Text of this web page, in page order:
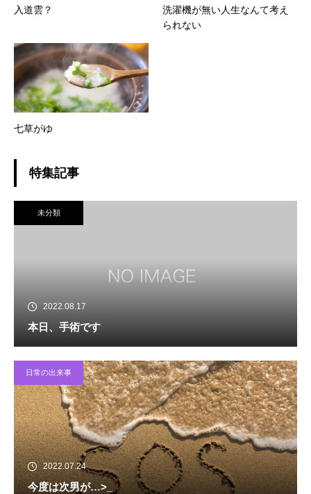
入道雲？
洗濯機が無い人生なんて考え
られない
七草がゆ
特集記事
未分類
2022.08.17
本日、手術です
日常の出来事
2022.07.24
今度は次男が…>_